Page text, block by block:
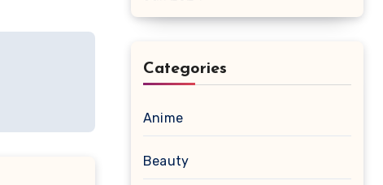
Categories
Anime
Beauty